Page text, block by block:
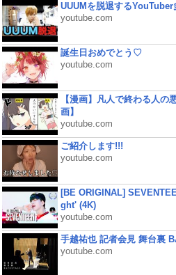
UUUMを脱退するYouTuber
youtube.com
誕生日おめでとう♡
youtube.com
【漫画】凡人で終わる人の
画】
youtube.com
ご紹介します!!!
youtube.com
[BE ORIGINAL]
ght' (4K)
youtube.com
手越祐也 記者会見 舞台裏
youtube.com